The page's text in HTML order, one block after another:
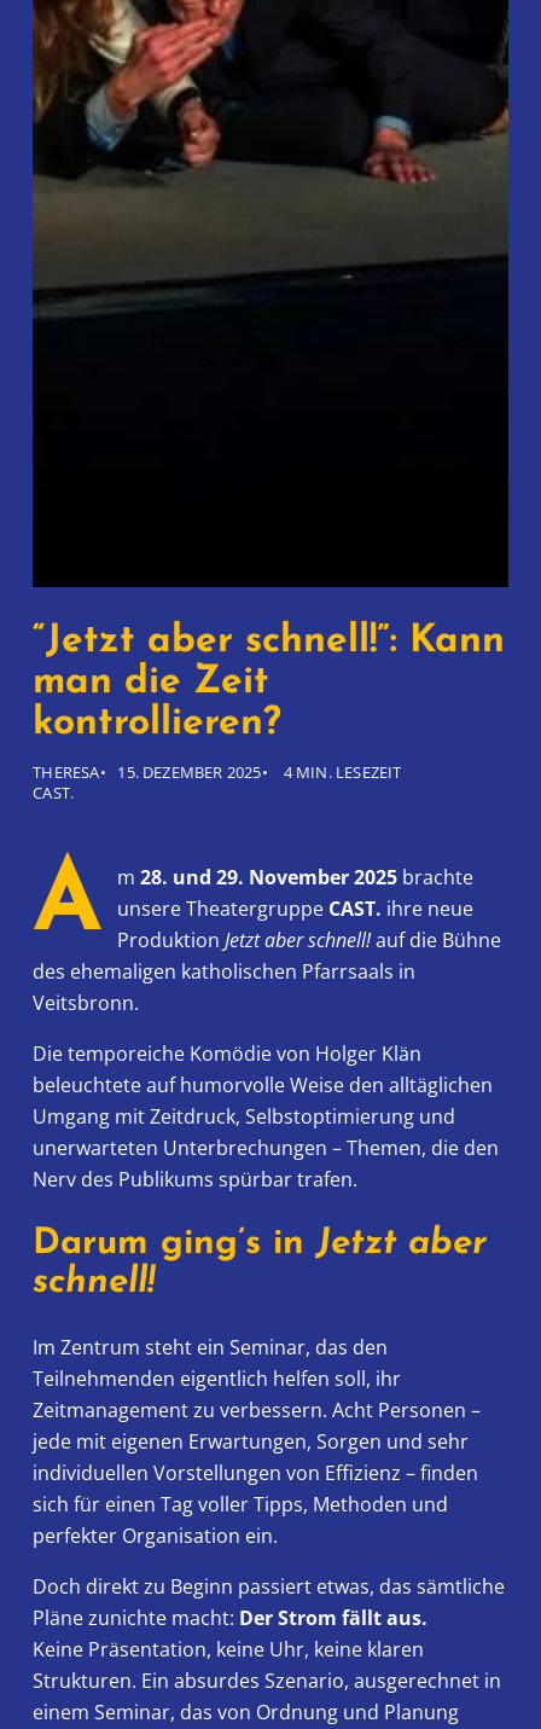
“Jetzt aber schnell!”: Kann
man die Zeit
kontrollieren?
THERESA 15. DEZEMBER 2025
4 MIN. LESEZEIT
CAST.
A m 28. und 29. November 2025brachte
unsere Theatergruppe CAST. ihre neue
Produktion Jetzt aber schnell!auf die Bühne
des ehemaligen katholischen Pfarrsaals in
Veitsbronn.
Die temporeiche Komödie von Holger Klän
beleuchtete auf humorvolle Weise den alltäglichen
Umgang mit Zeitdruck, Selbstoptimierung und
unerwarteten Unterbrechungen – Themen, die den
Nerv des Publikums spürbar trafen.
Darum ging’s inJetzt aber
schnell!
Im Zentrum steht ein Seminar, das den
Teilnehmenden eigentlich helfen soll, ihr
Zeitmanagement zu verbessern. Acht Personen –
jede mit eigenen Erwartungen, Sorgen und sehr
individuellen Vorstellungen von Effizienz – finden
sich für einen Tag voller Tipps, Methoden und
perfekter Organisation ein.
Doch direkt zu Beginn passiert etwas, das sämtliche
Pläne zunichte macht: Der Strom fällt aus.
Keine Präsentation, keine Uhr, keine klaren
Strukturen. Ein absurdes Szenario, ausgerechnet in
einem Seminar, das von Ordnung und Planung